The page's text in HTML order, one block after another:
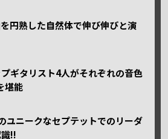
円熟した自然体で伸び伸びと演
ギタリスト4人がそれぞれの音色
堪能
ユニークなセプテットでのリーダ
!!